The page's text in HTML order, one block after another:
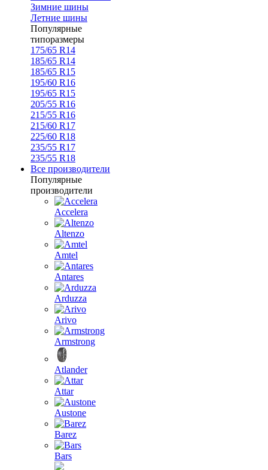
Зимние шины
Летние шины
Популярные
типоразмеры
175/65 R14
185/65 R14
185/65 R15
195/60 R16
195/65 R15
205/55 R16
215/55 R16
215/60 R17
225/60 R18
235/55 R17
235/55 R18
Все производители
Популярные
производители
Accelera
Altenzo
Amtel
Antares
Arduzza
Arivo
Armstrong
Atlander
Attar
Austone
Barez
Bars